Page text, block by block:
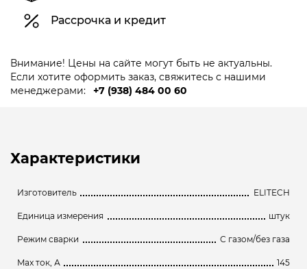
Рассрочка и кредит
Внимание! Цены на сайте могут быть не актуальны.
Если хотите оформить заказ, свяжитесь с нашими
менеджерами:
+7 (938) 484 00 60
Характеристики
Изготовитель ELITECH
Единица измерения штук
Режим сварки С газом/без газа
Max ток, А 145